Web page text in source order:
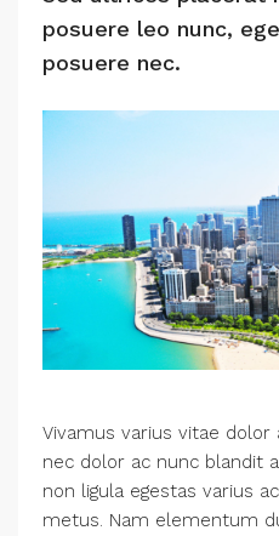
posuere leo nunc,
posuere nec.
Vivamus varius vitae dolor
nec dolor ac nunc blandit
non ligula egestas varius
metus. Nam elementum